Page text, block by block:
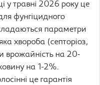
у травні 2026 року це
фунгіцидного
параметри
хвороба (септоріоз,
врожайність на 20-
на 1-2%.
це гарантія